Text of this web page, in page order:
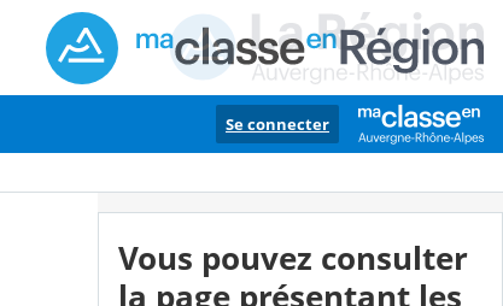
Se connecter
Vous pouvez consulter
la page présentant les